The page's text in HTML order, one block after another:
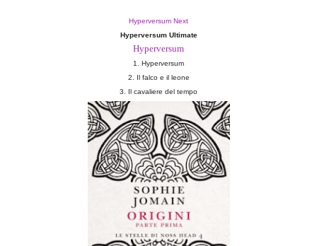
Hyperversum Next
Hyperversum Ultimate
Hyperversum
1. Hyperversum
2. Il falco e il leone
3. Il cavaliere del tempo